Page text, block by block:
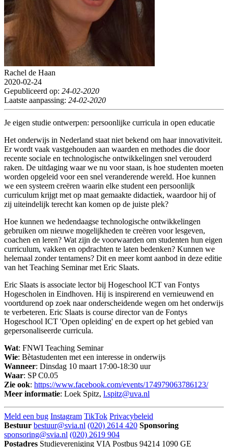
Rachel de Haan
2020-02-24
Gepubliceerd op: 24-02-2020
Laatste aanpassing: 24-02-2020
Je eigen studie ontwerpen: persoonlijke curricula in open educatie
Het onderwijs in Nederland staat niet bekend om haar innovativiteit.
Er wordt vaak vastgehouden aan waarden en methodes die door
recente sociale en technologische ontwikkelingen snel verouderd
raken. De uitdaging waar we nu voor staan, is hoe studenten moeten
worden opgeleid voor een snel veranderende wereld. Hoe kunnen
we een systeem creëren waarin elke student een persoonlijk
curriculum krijgt met op maat gemaakte didactiek, waardoor hij of
zij uiteindelijk terecht kan komen op de juiste plek?
Hoe kunnen we hedendaagse technologische ontwikkelingen
gebruiken om nieuwe mogelijkheden te creëren voor lesgeven,
coachen en leren? Wat zijn de voorwaarden om studenten hun eigen
curriculum, vakken en opdrachten te laten bedenken? Kunnen we
helemaal zonder tentamens? Dit en meer komt aanbod in deze editie
van het Teaching Seminar met Eric Slaats.
Eric Slaats is associate lector bij Hogeschool ICT van Fontys
Hogescholen in Eindhoven. Hij is inspirerend en vernieuwend en
voortdurend op zoek naar onderscheidende wegen om het onderwijs
te verbeteren. Eric Slaats is course director van de Fontys
Hogeschool ICT 'Open opleiding' en de expert op het gebied van
gepersonaliseerde curricula.
Wat: FNWI Teaching Seminar
Wie: Bètastudenten met een interesse in onderwijs
Wanneer: Dinsdag 10 maart 17:00-18:30 uur
Waar: SP C0.05
Zie ook: https://www.facebook.com/events/174979063786123/
Meer informatie: Loek Spitz, l.spitz@uva.nl
Meld een bug Instagram TikTok Privacybeleid
Bestuur bestuur@svia.nl (020) 2614 420 Sponsoring
sponsoring@svia.nl (020) 2619 904
Postadres Studievereniging VIA Postbus 94214 1090 GE